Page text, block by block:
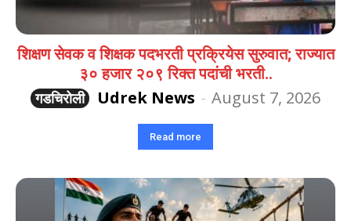
शिक्षण सेवक व शिक्षक पदभरती प्रक्रियेस सुरुवात; राज्यात
३० हजार २०९ रिक्त पदांची भरती..
गडचिरोली
Udrek News - August 7, 2026
Read more